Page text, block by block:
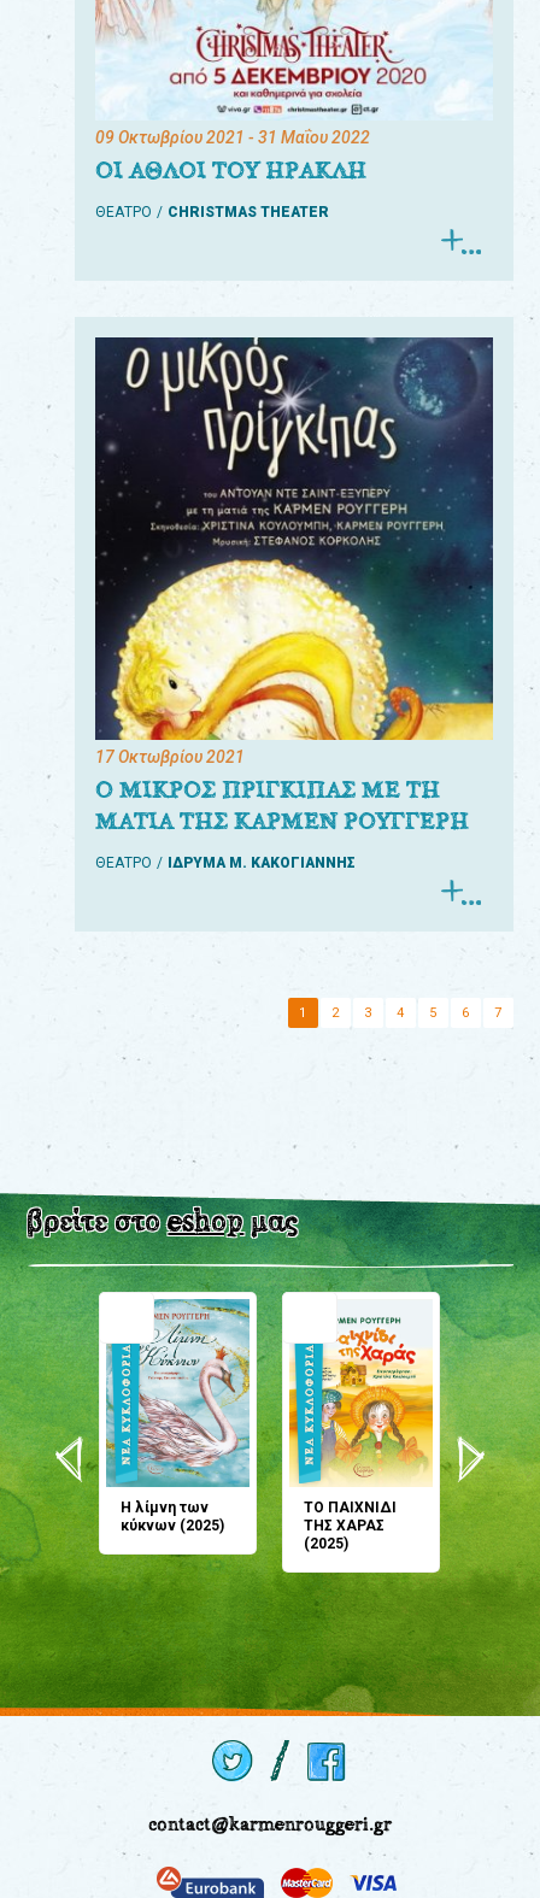
09 Οκτωβρίου 2021 - 31 Μαΐου 2022
ΟΙ ΑΘΛΟΙ ΤΟΥ ΗΡΑΚΛΗ
ΘΕΑΤΡΟ CHRISTMAS THEATER
17 Οκτωβρίου 2021
Ο ΜΙΚΡΟΣ ΠΡΙΓΚΙΠΑΣ ΜΕ ΤΗ
ΜΑΤΙΑ ΤΗΣ ΚΑΡΜΕΝ ΡΟΥΓΓΕΡΗ
ΘΕΑΤΡΟ ΙΔΡΥΜΑ Μ. ΚΑΚΟΓΙΑΝΝΗΣ
1 2 3 4 5 6 7
βρείτε στοeshopμας
Η λίμνη των
κύκνων (2025)
ΤΟ ΠΑΙΧΝΙΔΙ
ΤΗΣ ΧΑΡΑΣ
(2025)
μου;
(2024)
contact@karmenrouggeri.gr